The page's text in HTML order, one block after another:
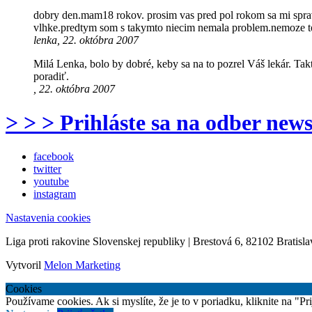
dobry den.mam18 rokov. prosim vas pred pol rokom sa mi
vlhke.predtym som s takymto niecim nemala problem.nemoze
lenka, 22. októbra 2007
Milá Lenka, bolo by dobré, keby sa na to pozrel Váš lekár.
poradiť.
, 22. októbra 2007
> > > Prihláste sa na odber
facebook
twitter
youtube
instagram
Nastavenia cookies
Liga proti rakovine Slovenskej republiky | Brestová 6, 82102
Vytvoril Melon Marketing
Cookies
Používame cookies. Ak si myslíte, že je to v poriadku, kliknite na